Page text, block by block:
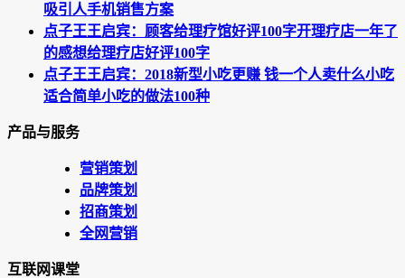
吸引人手机销售方案
点子王王启宾：顾客给理疗馆好评100字开理疗店一年了
的感想给理疗店好评100字
点子王王启宾：2018新型小吃更赚 钱一个人卖什么小吃
适合简单小吃的做法100种
产品与服务
营销策划
品牌策划
招商策划
全网营销
互联网课堂